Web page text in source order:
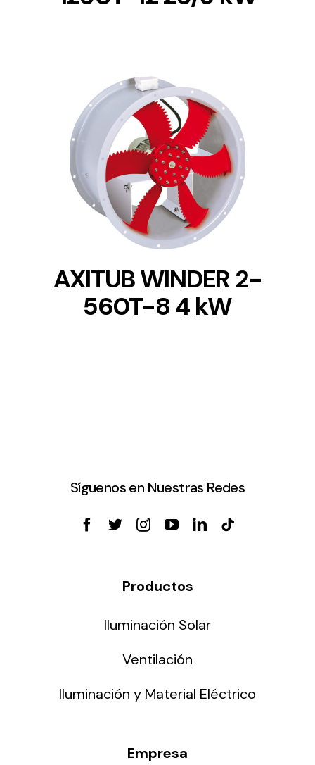
DETAILS
AXITUB WINDER 2-
560T-8 4 kW
Síguenos en Nuestras Redes
Productos
Iluminación Solar
Ventilación
Iluminación y Material Eléctrico
Empresa